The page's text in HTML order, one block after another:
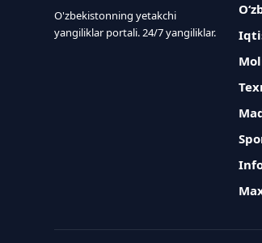
O'zbekistonning yetakchi
yangiliklar portali. 24/7 yangiliklar.